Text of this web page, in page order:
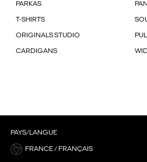
PARKAS
T-SHIRTS
ORIGINALS STUDIO
CARDIGANS
PAYS/LANGUE
FRANCE / FRANÇAIS